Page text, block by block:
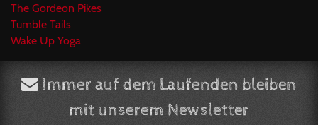
The Gordeon Pikes
Tumble Tails
Wake Up Yoga
Immer auf dem Laufenden bleiben
mit unserem Newsletter